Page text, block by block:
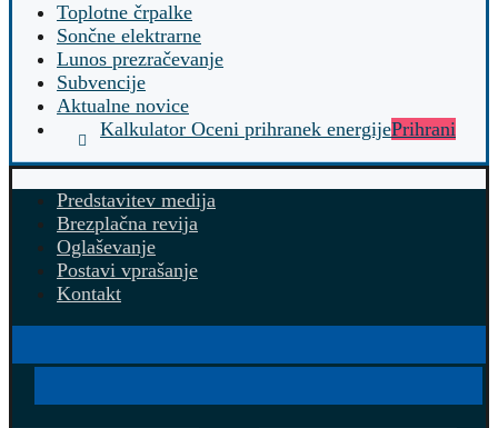
Toplotne črpalke
Sončne elektrarne
Lunos prezračevanje
Subvencije
Aktualne novice
Kalkulator Oceni prihranek energijePrihrani
Predstavitev medija
Brezplačna revija
Oglaševanje
Postavi vprašanje
Kontakt